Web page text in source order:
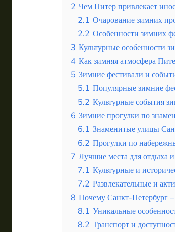
Великий Новгород как ключ к истории
2 Чем Питер привлекает
2.1 Очарование зимних
2.2 Особенности зимних
3 Культурные особенности
4 Как зимняя атмосфера
5 Зимние фестивали и
5.1 Популярные зимние
5.2 Культурные события
6 Зимние прогулки по
6.1 Знаменитые улицы
6.2 Прогулки по
7 Лучшие места для отдыха
7.1 Культурные и
7.2 Развлекательные и
8 Почему Санкт-Петербург
8.1 Уникальные
8.2 Транспорт и